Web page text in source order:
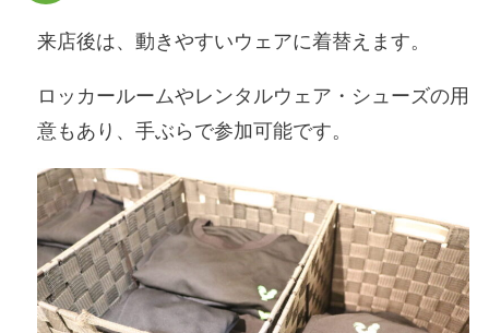
来店後は、動きやすいウェアに着替えます。
ロッカールームやレンタルウェア・シューズの用
意もあり、手ぶらで参加可能です。